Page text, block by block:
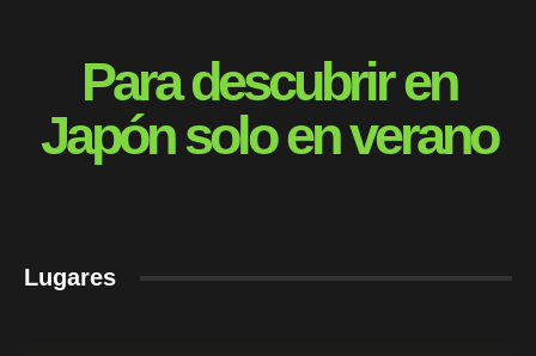
Para descubrir en
Japón solo en verano
Lugares